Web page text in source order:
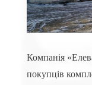
Компанія
покупців